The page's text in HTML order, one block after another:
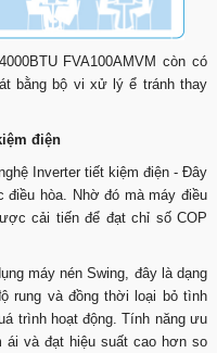
FVA100AMVM còn có
bằng bộ vi xử lý ể tránh thay
điện
Inverter tiết kiệm điện - Đây
điều hòa. Nhờ đó mà máy điều
cải tiến để đạt chỉ số COP
máy nén Swing, đây là dạng
rung và đồng thời loại bỏ tình
trình hoạt động. Tính năng ưu
ái và đạt hiệu suất cao hơn so